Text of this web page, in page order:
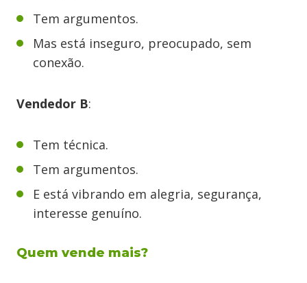
Tem argumentos.
Mas está inseguro, preocupado, sem
conexão.
Vendedor B:
Tem técnica.
Tem argumentos.
E está vibrando em alegria, segurança,
interesse genuíno.
Quem vende mais?